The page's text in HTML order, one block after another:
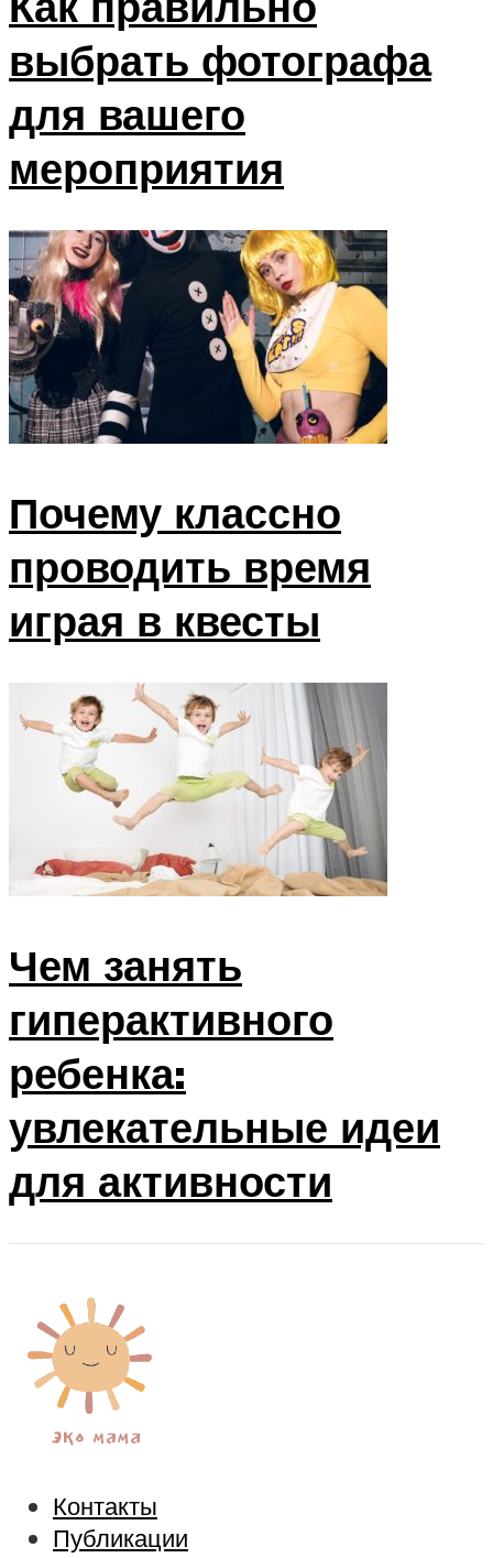
выбрать фотографа
для вашего
мероприятия
Почему классно
проводить время
играя в квесты
Чем занять
гиперактивного
ребенка:
увлекательные идеи
для активности
Контакты
Публикации